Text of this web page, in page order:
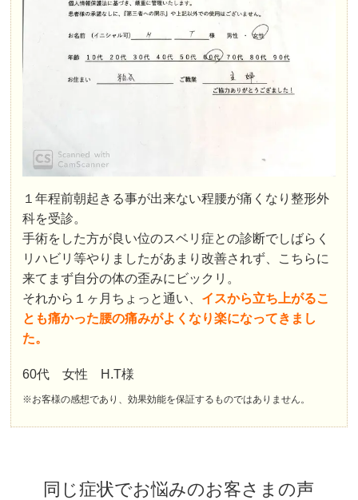
１年程前朝起きる事が出来ない程腰が痛くなり整形外
科を受診。
手術をした方が良い位のスベリ症との診断でしばらく
リハビリ等やりましたがあまり改善されず、こちらに
来てまず自分の体の歪みにビックリ。
それから１ヶ月ちょっと通い、 イスから立ち上がるこ
とも痛かった腰の痛みがよくなり楽になってきまし
た。
60代 女性 H.T様
※お客様の感想であり、効果効能を保証するものではありません。
同じ症状でお悩みのお客さまの声